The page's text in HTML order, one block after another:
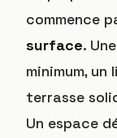
commence
surface.
minimum,
terrasse
Un espace